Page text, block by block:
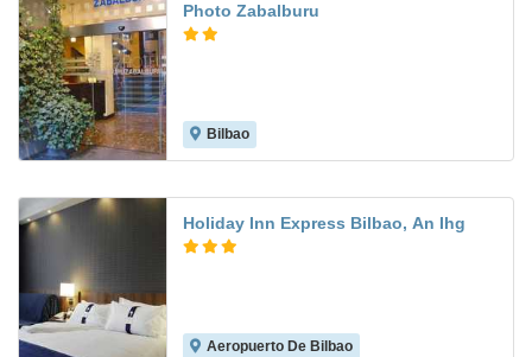
Photo Zabalburu
Bilbao
Holiday Inn Express Bilbao, An Ihg
Aeropuerto De Bilbao